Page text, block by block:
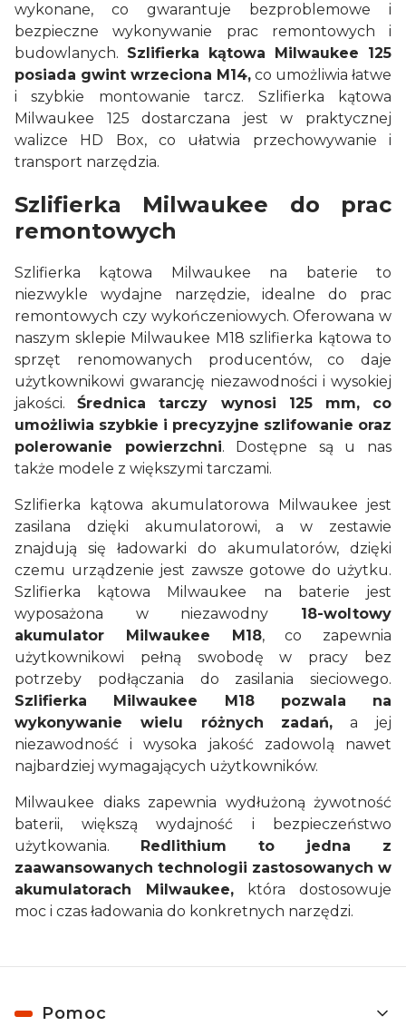
wykonane, co gwarantuje bezproblemowe i
bezpieczne wykonywanie prac remontowych i
budowlanych. Szlifierka kątowa Milwaukee 125
posiada gwint wrzeciona M14, co umożliwia łatwe
i szybkie montowanie tarcz. Szlifierka kątowa
Milwaukee 125 dostarczana jest w praktycznej
walizce HD Box, co ułatwia przechowywanie i
transport narzędzia.
Szlifierka Milwaukee do prac
remontowych
Szlifierka kątowa Milwaukee na baterie to
niezwykle wydajne narzędzie, idealne do prac
remontowych czy wykończeniowych. Oferowana w
naszym sklepie Milwaukee M18 szlifierka kątowa to
sprzęt renomowanych producentów, co daje
użytkownikowi gwarancję niezawodności i wysokiej
jakości.Średnica tarczy wynosi 125 mm, co
umożliwia szybkie i precyzyjne szlifowanie oraz
polerowanie powierzchni. Dostępne są u nas
także modele z większymi tarczami.
Szlifierka kątowa akumulatorowa Milwaukee jest
zasilana dzięki akumulatorowi, a w zestawie
znajdują się ładowarki do akumulatorów, dzięki
czemu urządzenie jest zawsze gotowe do użytku.
Szlifierka kątowa Milwaukee na baterie jest
wyposażona w niezawodny 18-woltowy
akumulator Milwaukee M18, co zapewnia
użytkownikowi pełną swobodę w pracy bez
potrzeby podłączania do zasilania sieciowego.
Szlifierka Milwaukee M18 pozwala na
wykonywanie wielu różnych zadań, a jej
niezawodność i wysoka jakość zadowolą nawet
najbardziej wymagających użytkowników.
Milwaukee diaks zapewnia wydłużoną żywotność
baterii, większą wydajność i bezpieczeństwo
użytkowania.
Redlithium to jedna z
zaawansowanych technologii zastosowanych w
akumulatorach Milwaukee, która dostosowuje
moc i czas ładowania do konkretnych narzędzi.
Linki w stopce
Pomoc